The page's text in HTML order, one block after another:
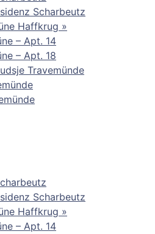
Scharbeutz
Haffkrug »
– Apt. 14
– Apt. 18
Travemünde
Scharbeutz
Haffkrug »
– Apt. 14